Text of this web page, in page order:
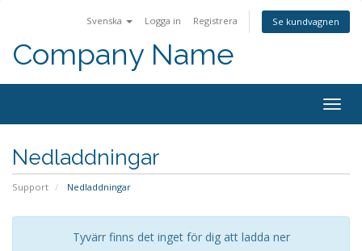
Svenska Logga in Registrera Se kundvagnen
Company Name
Nedladdningar
Support Nedladdningar
Tyvärr finns det inget för dig att ladda ner